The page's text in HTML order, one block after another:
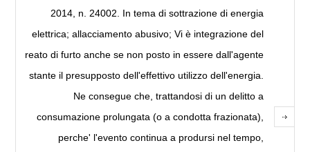
2014, n. 24002. In tema di sottrazione di energia
elettrica; allacciamento abusivo; Vi è integrazione del
reato di furto anche se non posto in essere dall'agente
stante il presupposto dell'effettivo utilizzo dell'energia.
Ne consegue che, trattandosi di un delitto a
consumazione prolungata (o a condotta frazionata),
perche' l'evento continua a prodursi nel tempo,